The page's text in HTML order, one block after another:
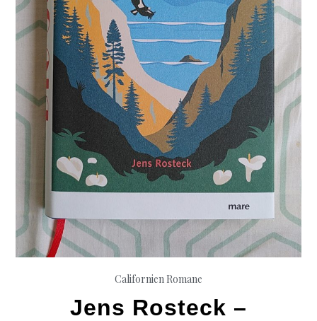
Californien Romane
Jens Rosteck –